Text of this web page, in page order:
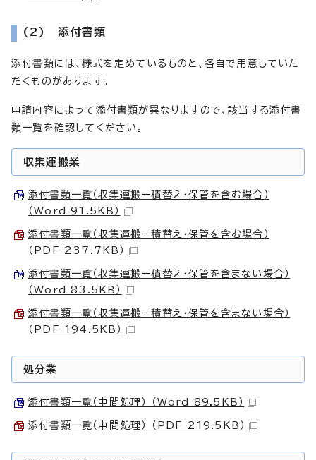
(2) 添付書類
添付書類には、様式を定めているものと、各自で用意していた
だくものがあります。
申請内容によって添付書類が異なりますので、該当する添付書
類一覧を確認してください。
収集運搬業
添付書類一覧（収集運搬ー積替え・保管を含む場合）
（Word 91.5KB）
添付書類一覧（収集運搬ー積替え・保管を含む場合）
（PDF 237.7KB）
添付書類一覧（収集運搬ー積替え・保管を含まない場合）
（Word 83.5KB）
添付書類一覧（収集運搬ー積替え・保管を含まない場合）
（PDF 194.5KB）
処分業
添付書類一覧（中間処理） （Word 89.5KB）
添付書類一覧（中間処理） （PDF 219.5KB）